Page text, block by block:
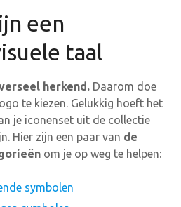
een
taal
herkend. Daarom doe
te kiezen. Gelukkig hoeft het
je iconenset uit de collectie
Hier zijn een paar van de
om je op weg te helpen:
symbolen